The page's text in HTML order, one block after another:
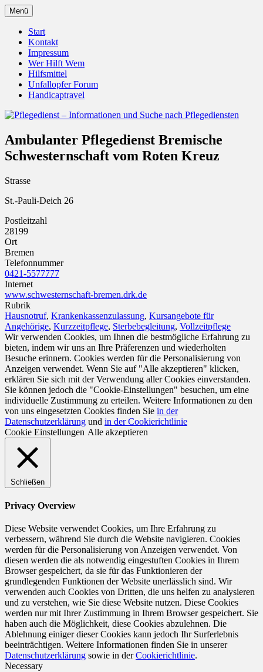
Zum
Inhalt
springen
Pflegedienst – Informationen
und Suche nach Pflegediensten
Unfallopfer – Hilfswerk
Menü
Start
Kontakt
Impressum
Wer Hilft Wem
Hilfsmittel
Unfallopfer Forum
Handicaptravel
Ambulanter Pflegedienst Bremische
Schwesternschaft vom Roten Kreuz
Strasse
St.-Pauli-Deich 26
Postleitzahl
28199
Ort
Bremen
Telefonnummer
0421-5577777
Internet
www.schwesternschaft-bremen.drk.de
Rubrik
Hausnotruf, Krankenkassenzulassung, Kursangebote für
Angehörige, Kurzzeitpflege, Sterbebegleitung, Vollzeitpflege
Wir verwenden Cookies, um Ihnen die bestmögliche Erfahrung zu
bieten, indem wir uns an Ihre Präferenzen und wiederholten
Besuche erinnern. Cookies werden für die Personalisierung von
Anzeigen verwendet. Wenn Sie auf "Alle akzeptieren" klicken,
erklären Sie sich mit der Verwendung aller Cookies einverstanden.
Sie können jedoch die "Cookie-Einstellungen" besuchen, um eine
individuelle Zustimmung zu erteilen. Weitere Informationen zu den
von uns eingesetzten Cookies finden Sie in der
Datenschutzerklärung und in der Cookierichtlinie
Cookie Einstellungen Alle akzeptieren
Schließen
Privacy Overview
Diese Website verwendet Cookies, um Ihre Erfahrung zu
verbessern, während Sie durch die Website navigieren. Cookies
werden für die Personalisierung von Anzeigen verwendet. Von
diesen werden die als notwendig eingestuften Cookies in Ihrem
Browser gespeichert, da sie für das Funktionieren der
grundlegenden Funktionen der Website unerlässlich sind. Wir
verwenden auch Cookies von Dritten, die uns helfen zu analysieren
und zu verstehen, wie Sie diese Website nutzen. Diese Cookies
werden nur mit Ihrer Zustimmung in Ihrem Browser gespeichert. Sie
haben auch die Möglichkeit, diese Cookies abzulehnen. Die
Ablehnung einiger dieser Cookies kann jedoch Ihr Surferlebnis
beeinträchtigen. Weitere Informationen finden Sie in unserer
Datenschutzerklärung sowie in derCookierichtlinie.
Necessary